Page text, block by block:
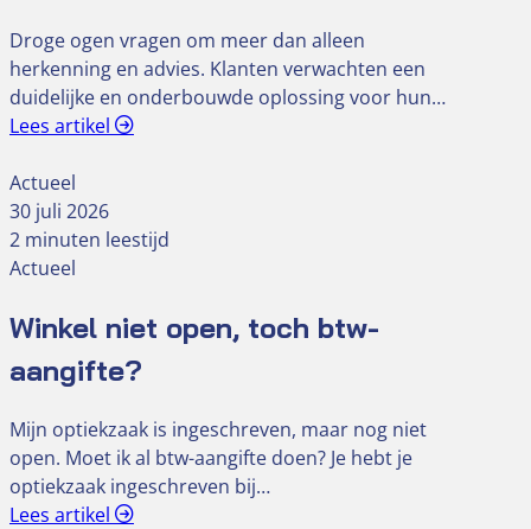
Droge ogen vragen om meer dan alleen
herkenning en advies. Klanten verwachten een
duidelijke en onderbouwde oplossing voor hun…
Lees artikel
Actueel
30 juli 2026
2 minuten leestijd
Actueel
Winkel niet open, toch btw-
aangifte?
Mijn optiekzaak is ingeschreven, maar nog niet
open. Moet ik al btw-aangifte doen? Je hebt je
optiekzaak ingeschreven bij…
Lees artikel